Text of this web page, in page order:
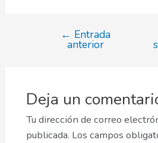
Navegación
← Entrada
anterior
Deja un
Tu dirección de correo
publicada. Los campos